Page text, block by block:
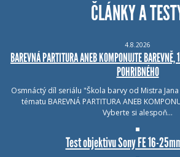
ČLÁNKY A
4.8.2026
BAREVNÁ PARTITURA ANEB KOMPONUJTE
POHRIBNÉHO
Osmnáctý díl seriálu "Škola barvy od Mistra
tématu BAREVNÁ PARTITURA ANEB
Vyberte si alespoň…
Test objektivu Sony FE 16-